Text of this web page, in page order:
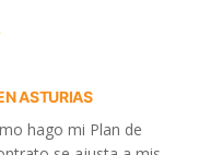
ASTURIAS
hago mi Plan de